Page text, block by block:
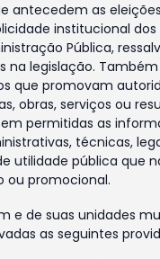
antecedem as
institucional dos
Pública,
na legislação.
que promovam
obras, serviços ou
permitidas as
técnicas,
utilidade pública que
ou promocional.
e de suas unidades
as seguintes